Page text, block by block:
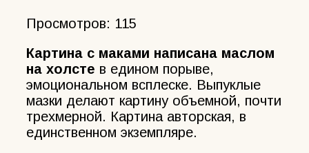
Просмотров: 115
Картина с маками написана маслом
на холсте в едином порыве,
эмоциональном всплеске. Выпуклые
мазки делают картину объемной, почти
трехмерной. Картина авторская, в
единственном экземпляре.